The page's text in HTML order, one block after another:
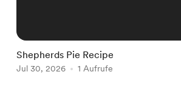
Shepherds Pie Recipe
Jul 30, 2026 1 Aufrufe